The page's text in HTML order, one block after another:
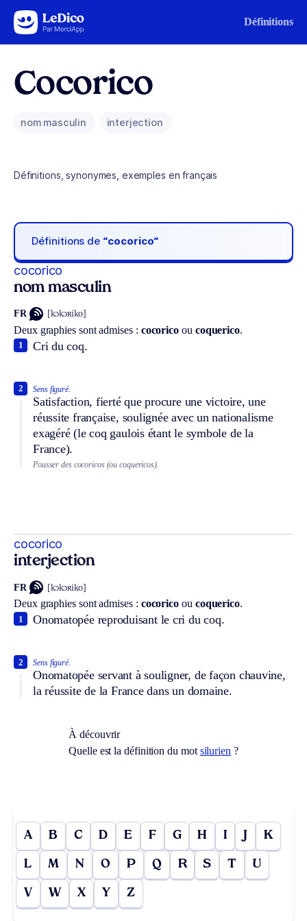
Aller au contenu Définitions
Cocorico
nom masculin interjection
Définitions, synonymes, exemples en français
Définitions de “cocorico“
cocorico
nom masculin
FR [kɔkɔʀiko]
Deux graphies sont admises : cocorico ou coquerico.
Cri du coq.
1
Sens figuré.
Satisfaction, fierté que procure une victoire, une
réussite française, soulignée avec un nationalisme
exagéré (le coq gaulois étant le symbole de la
France).
2
Pousser des cocoricos (ou coquericos).
cocorico
interjection
FR [kɔkɔʀiko]
Deux graphies sont admises : cocorico ou coquerico.
Onomatopée reproduisant le cri du coq.
1
Sens figuré.
Onomatopée servant à souligner, de façon chauvine,
la réussite de la France dans un domaine.
2
À découvrir
Quelle est la définition du mot silurien ?
A B C D E F G H I J K
L M N O P Q R S T U
V W X Y Z